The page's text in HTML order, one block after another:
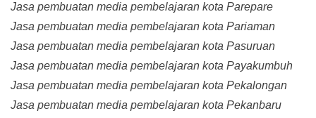
Jasa pembuatan media pembelajaran kota Parepare
Jasa pembuatan media pembelajaran kota Pariaman
Jasa pembuatan media pembelajaran kota Pasuruan
Jasa pembuatan media pembelajaran kota Payakumbuh
Jasa pembuatan media pembelajaran kota Pekalongan
Jasa pembuatan media pembelajaran kota Pekanbaru